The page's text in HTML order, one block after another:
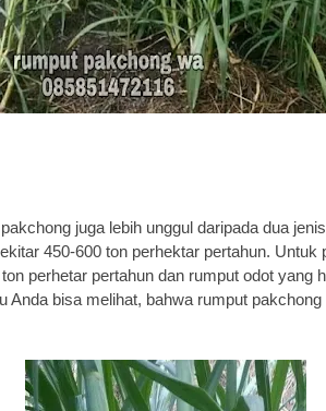
juga lebih unggul daripada dua
450-600 ton perhektar pertahun. Untuk
perhetar pertahun dan rumput odot yang
Anda bisa melihat, bahwa rumput